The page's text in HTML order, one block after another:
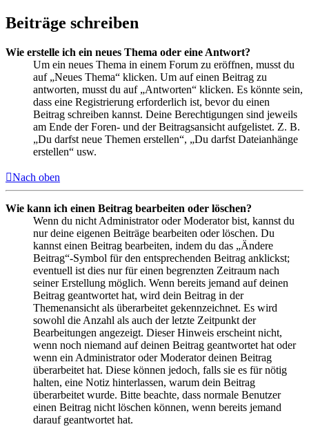
Beiträge schreiben
Wie erstelle ich ein neues Thema oder eine Antwort?
Um ein neues Thema in einem Forum zu eröffnen, musst du
auf „Neues Thema“ klicken. Um auf einen Beitrag zu
antworten, musst du auf „Antworten“ klicken. Es könnte sein,
dass eine Registrierung erforderlich ist, bevor du einen
Beitrag schreiben kannst. Deine Berechtigungen sind jeweils
am Ende der Foren- und der Beitragsansicht aufgelistet. Z. B.
„Du darfst neue Themen erstellen“, „Du darfst Dateianhänge
erstellen“ usw.
Nach oben
Wie kann ich einen Beitrag bearbeiten oder löschen?
Wenn du nicht Administrator oder Moderator bist, kannst du
nur deine eigenen Beiträge bearbeiten oder löschen. Du
kannst einen Beitrag bearbeiten, indem du das „Ändere
Beitrag“-Symbol für den entsprechenden Beitrag anklickst;
eventuell ist dies nur für einen begrenzten Zeitraum nach
seiner Erstellung möglich. Wenn bereits jemand auf deinen
Beitrag geantwortet hat, wird dein Beitrag in der
Themenansicht als überarbeitet gekennzeichnet. Es wird
sowohl die Anzahl als auch der letzte Zeitpunkt der
Bearbeitungen angezeigt. Dieser Hinweis erscheint nicht,
wenn noch niemand auf deinen Beitrag geantwortet hat oder
wenn ein Administrator oder Moderator deinen Beitrag
überarbeitet hat. Diese können jedoch, falls sie es für nötig
halten, eine Notiz hinterlassen, warum dein Beitrag
überarbeitet wurde. Bitte beachte, dass normale Benutzer
einen Beitrag nicht löschen können, wenn bereits jemand
darauf geantwortet hat.